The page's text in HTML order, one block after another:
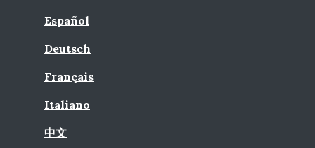
Español
Deutsch
Français
Italiano
中文